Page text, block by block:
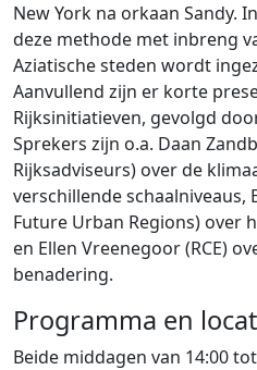
New York na orkaan Sandy.
deze methode met inbreng
Aziatische steden wordt
Aanvullend zijn er korte
Rijksinitiatieven, gevolgd
Sprekers zijn o.a. Daan
Rijksadviseurs) over de
verschillende schaalniveaus,
Future Urban Regions) over
en Ellen Vreenegoor (RCE)
benadering.
Programma en
Beide middagen van 14:00